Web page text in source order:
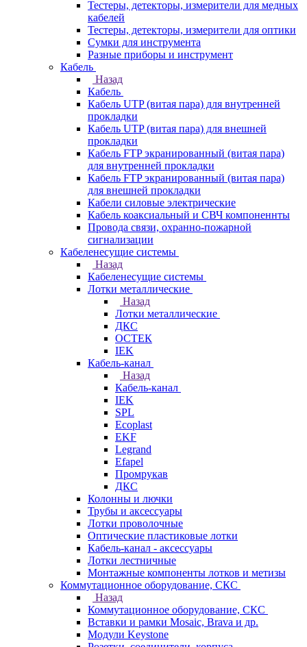
Тестеры, детекторы, измерители для медных
кабелей
Тестеры, детекторы, измерители для оптики
Сумки для инструмента
Разные приборы и инструмент
Кабель
Назад
Кабель
Кабель UTP (витая пара) для внутренней
прокладки
Кабель UTP (витая пара) для внешней
прокладки
Кабель FTP экранированный (витая пара)
для внутренней прокладки
Кабель FTP экранированный (витая пара)
для внешней прокладки
Кабели силовые электрические
Кабель коаксиальный и СВЧ компоненнты
Провода связи, охранно-пожарной
сигнализации
Кабеленесущие системы
Назад
Кабеленесущие системы
Лотки металлические
Назад
Лотки металлические
ДКС
ОСТЕК
IEK
Кабель-канал
Назад
Кабель-канал
IEK
SPL
Ecoplast
EKF
Legrand
Efapel
Промрукав
ДКС
Колонны и лючки
Трубы и аксессуары
Лотки проволочные
Оптические пластиковые лотки
Кабель-канал - аксессуары
Лотки лестничные
Монтажные компоненты лотков и метизы
Коммутационное оборудование, СКС
Назад
Коммутационное оборудование, СКС
Вставки и рамки Mosaic, Brava и др.
Модули Keystone